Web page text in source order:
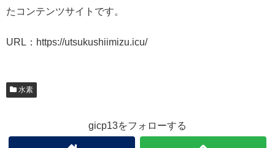
たコンテンツサイトです。
URL：https://utsukushiimizu.icu/
水素
gicp13をフォローする